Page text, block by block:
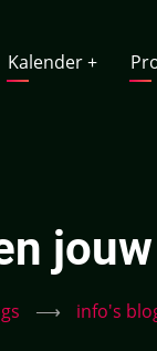
Kalender+
⟶ info's